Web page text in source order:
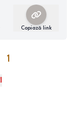
Copiază link
1